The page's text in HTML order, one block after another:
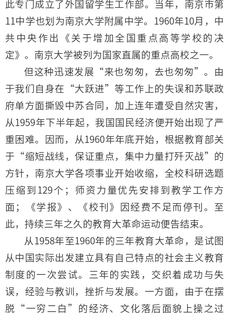
此专门成立了外国留学生工作部。当年，南京市第
11中学也划为南京大学附属中学。1960年10月，中
共中央作出《关于增加全国重点高等学校的决
定》。南京大学被列为国家直属的重点高校之一。
但这种迅速发展“来也匆匆，去也匆匆”。由
于我们自身在“大跃进”等工作上的失误和苏联政
府单方面撕毁中苏合同，加上连年遭受自然灾害，
从1959年下半年起，我国国民经济便开始出现了严
重困难。因而，从1960年年底开始，根据教育部关
于“缩短战线，保证重点，集中力量打歼灭战”的
方针，南京大学各项事业开始收缩，全校科研选题
压缩到129个；师资力量优先安排到教学工作方
面；《学报》、《校刊》因经费不足而停刊。至
此，持续三年之久的教育大革命运动便告结束。
从1958年至1960年的三年教育大革命，是试图
从中国实际出发建立具有自己特点的社会主义教育
制度的一次尝试。三年的实践，交织着成功与失
误，经验与教训，挫折与发展。一方面，由于在摆
脱“一穷二白”的经济、文化落后面貌上操之过